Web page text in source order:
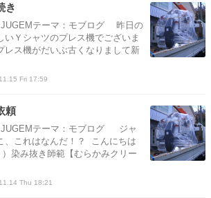
き
JUGEMテーマ：モブログ 昨日の
いＹシャツのプレス機でございま
レス機がだいぶ古くなりまして新
Fri 17:59
頼
JUGEMテーマ：モブログ ジャ
、これはなんだ！？ こんにちは
染み抜き師範【むらかみクリー
Thu 18:21